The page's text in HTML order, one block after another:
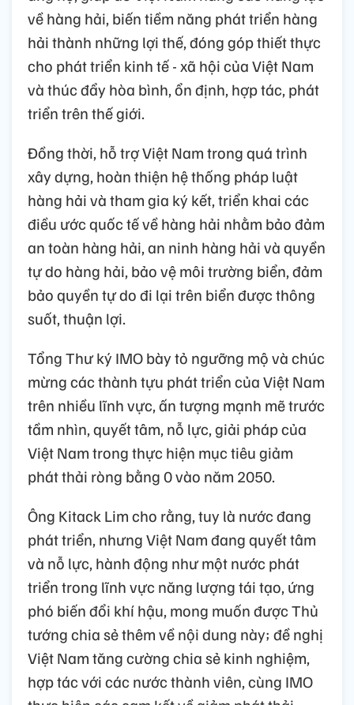
về hàng hải, biến tiềm năng phát triển hàng
hải thành những lợi thế, đóng góp thiết thực
cho phát triển kinh tế - xã hội của Việt Nam
và thúc đẩy hòa bình, ổn định, hợp tác, phát
triển trên thế giới.
Đồng thời, hỗ trợ Việt Nam trong quá trình
xây dựng, hoàn thiện hệ thống pháp luật
hàng hải và tham gia ký kết, triển khai các
điều ước quốc tế về hàng hải nhằm bảo đảm
an toàn hàng hải, an ninh hàng hải và quyền
tự do hàng hải, bảo vệ môi trường biển, đảm
bảo quyền tự do đi lại trên biển được thông
suốt, thuận lợi.
Tổng Thư ký IMO bày tỏ ngưỡng mộ và chúc
mừng các thành tựu phát triển của Việt Nam
trên nhiều lĩnh vực, ấn tượng mạnh mẽ trước
tầm nhìn, quyết tâm, nỗ lực, giải pháp của
Việt Nam trong thực hiện mục tiêu giảm
phát thải ròng bằng 0 vào năm 2050.
Ông Kitack Lim cho rằng, tuy là nước đang
phát triển, nhưng Việt Nam đang quyết tâm
và nỗ lực, hành động như một nước phát
triển trong lĩnh vực năng lượng tái tạo, ứng
phó biến đổi khí hậu, mong muốn được Thủ
tướng chia sẻ thêm về nội dung này; đề nghị
Việt Nam tăng cường chia sẻ kinh nghiệm,
hợp tác với các nước thành viên, cùng IMO